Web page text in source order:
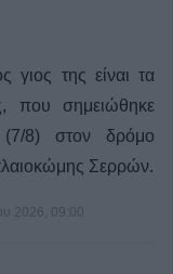
γιος της είναι τα
που σημειώθηκε
8) στον δρόμο
Σερρών.
2026, 09:00